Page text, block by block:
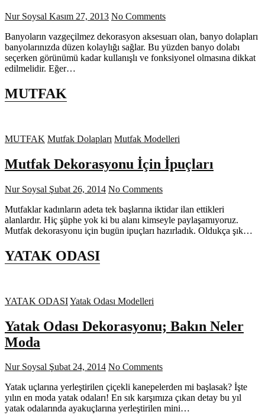
Nur Soysal Kasım 27, 2013 No Comments
Banyoların vazgeçilmez dekorasyon aksesuarı olan, banyo dolapları
banyolarınızda düzen kolaylığı sağlar. Bu yüzden banyo dolabı
seçerken görünümü kadar kullanışlı ve fonksiyonel olmasına dikkat
edilmelidir. Eğer…
MUTFAK
MUTFAK Mutfak Dolapları Mutfak Modelleri
Mutfak Dekorasyonu İçin İpuçları
Nur Soysal Şubat 26, 2014 No Comments
Mutfaklar kadınların adeta tek başlarına iktidar ilan ettikleri
alanlardır. Hiç şüphe yok ki bu alanı kimseyle paylaşamıyoruz.
Mutfak dekorasyonu için bugün ipuçları hazırladık. Oldukça şık…
YATAK ODASI
YATAK ODASIYatak Odası Modelleri
Yatak Odası Dekorasyonu; Bakın Neler
Moda
Nur Soysal Şubat 24, 2014 No Comments
Yatak uçlarına yerleştirilen çiçekli kanepelerden mi başlasak? İşte
yılın en moda yatak odaları! En sık karşımıza çıkan detay bu yıl
yatak odalarında ayakuçlarına yerleştirilen mini…